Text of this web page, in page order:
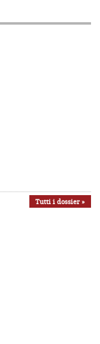
Tutti i dossier »